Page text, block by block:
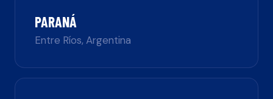
PARANÁ
Entre Ríos,Argentina